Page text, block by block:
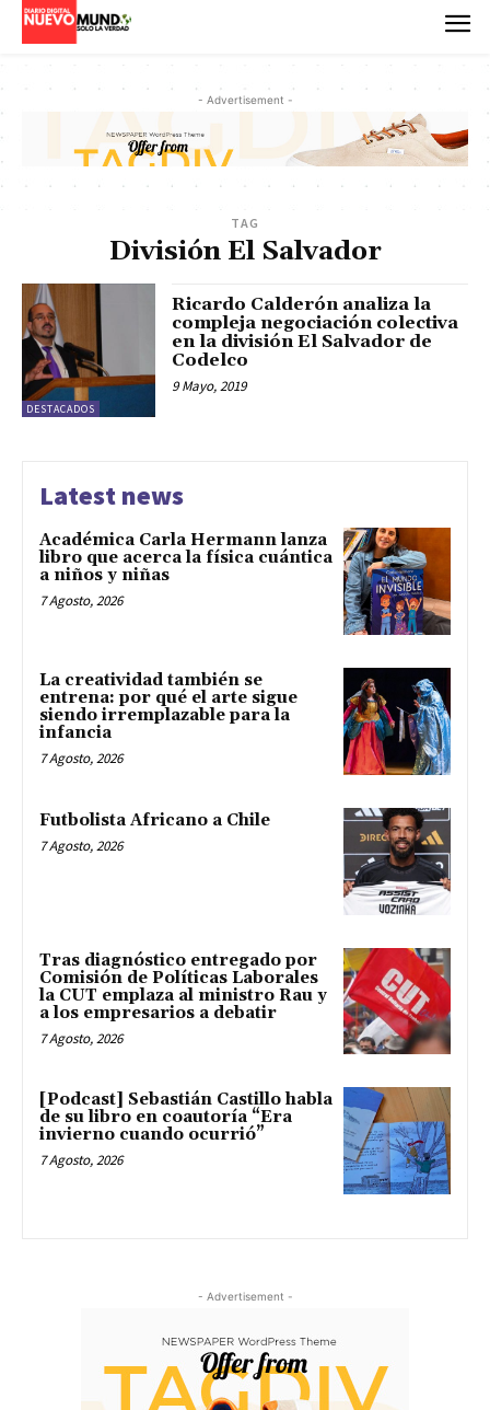
- Advertisement -
TAG
División El Salvador
DESTACADOS
Ricardo Calderón analiza la
compleja negociación colectiva
en la división El Salvador de
Codelco
9 Mayo, 2019
Latest news
Académica Carla Hermann lanza
libro que acerca la física cuántica
a niños y niñas
7 Agosto, 2026
La creatividad también se
entrena: por qué el arte sigue
siendo irremplazable para la
infancia
7 Agosto, 2026
Futbolista Africano a Chile
7 Agosto, 2026
Tras diagnóstico entregado por
Comisión de Políticas Laborales
la CUT emplaza al ministro Rau y
a los empresarios a debatir
7 Agosto, 2026
[Podcast] Sebastián Castillo habla
de su libro en coautoría “Era
invierno cuando ocurrió”
7 Agosto, 2026
- Advertisement -